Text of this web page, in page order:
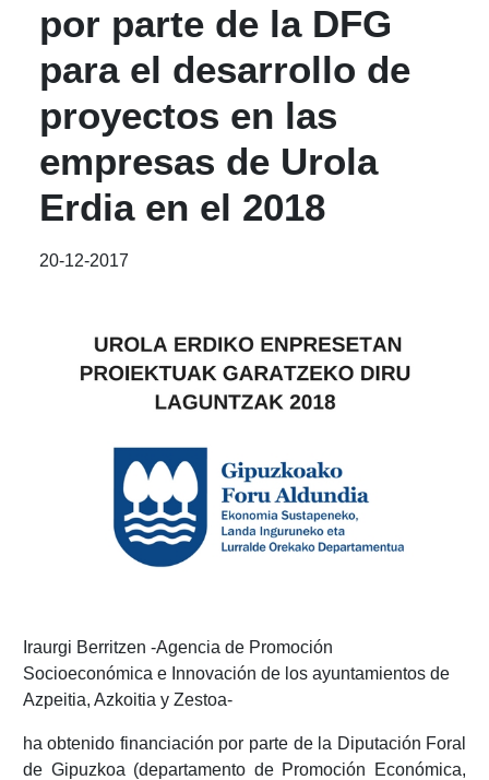
por parte de la DFG
para el desarrollo de
proyectos en las
empresas de Urola
Erdia en el 2018
20-12-2017
Iraurgi Berritzen -Agencia de Promoción
Socioeconómica e Innovación de los ayuntamientos de
Azpeitia, Azkoitia y Zestoa-
ha obtenido financiación por parte de la Diputación Foral
de Gipuzkoa (departamento de Promoción Económica,